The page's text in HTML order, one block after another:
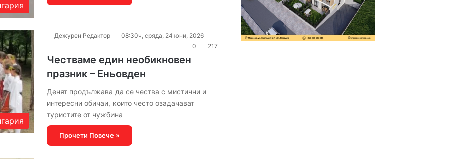
Дежурен Редактор
08:30ч, сряда, 24 юни, 2026
0
217
Честваме един необикновен
празник – Еньовден
Денят продължава да се чества с мистични и
интересни обичаи, които често озадачават
туристите от чужбина
Прочети Повече »